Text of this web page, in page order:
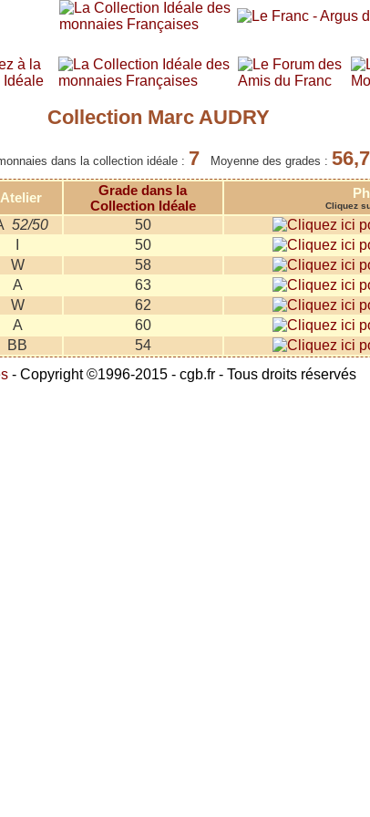
Collection Marc AUDRY
dans la collection idéale : 7 Moyenne des grades :
Atelier
Grade dans la
Collection Idéale
Cliquez
52/50
50
50
W
58
A
63
W
62
A
60
BB
54
- Copyright ©1996-2015 - cgb.fr - Tous droits réservés